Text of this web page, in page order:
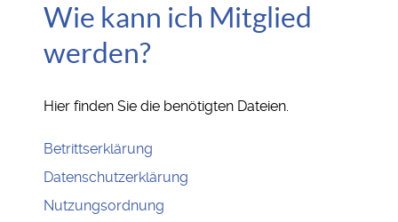
Wie kann ich Mitglied
werden?
Hier finden Sie die benötigten Dateien.
Betrittserklärung
Datenschutzerklärung
Nutzungsordnung